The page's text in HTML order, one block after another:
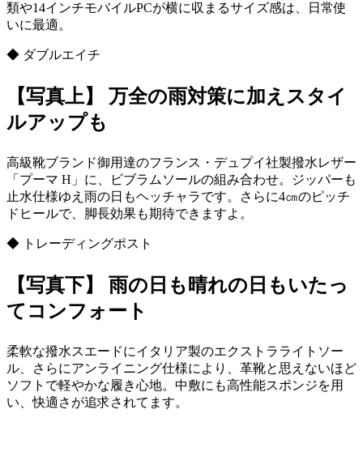
類や14インチモバイルPCが横に収まるサイズ感は、日常使
いに最適。
◆ ダブルエイチ
【写真上】 万全の雨対策に加えスタイ
ルアップも
高級靴ブランド御用達のフランス・デュプイ社製撥水レザー
「プーマ H」に、ビブラムソールの組み合わせ。ジッパーも
止水仕様ゆえ雨の日もヘッチャラです。さらに4㎝のピッチ
ドヒールで、脚長効果も期待できますよ。
◆ トレーディングポスト
【写真下】 雨の日も晴れの日もいたっ
てコンフォート
柔軟な撥水スエードにイタリア製のエクストラライトソー
ル、さらにアンライニング仕様により、革靴と思えないほど
ソフトで軽やかな履き心地。中敷にも高性能スポンジを用
い、快適さが追求されてます。